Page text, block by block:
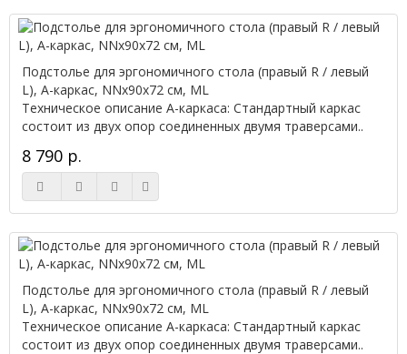
Подстолье для эргономичного стола (правый R / левый
L), А-каркас, NNx90х72 см, ML
Техническое описание А-каркаса: Стандартный каркас
состоит из двух опор соединенных двумя траверсами..
8 790 р.
Подстолье для эргономичного стола (правый R / левый
L), А-каркас, NNx90х72 см, ML
Техническое описание А-каркаса: Стандартный каркас
состоит из двух опор соединенных двумя траверсами..